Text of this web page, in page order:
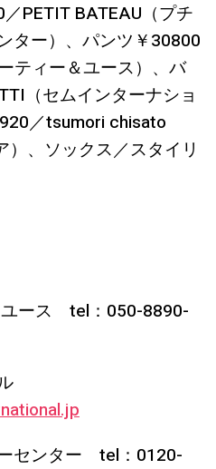
PETIT BATEAU（プチ
ター）、パンツ￥30800
ティー＆ユース）、バ
（セムインターナショ
／tsumori chisato
、ソックス／スタイリ
ユース tel：050-8890-
センター tel：0120-